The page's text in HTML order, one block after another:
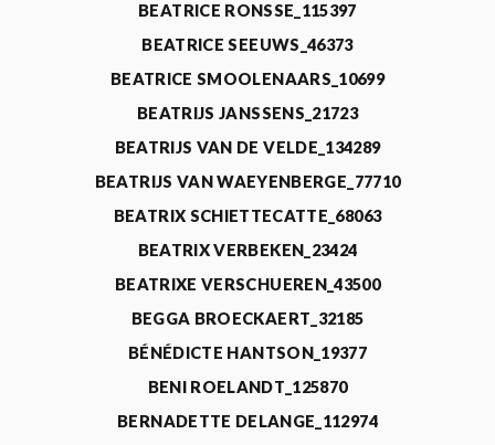
BEATRICE RONSSE_115397
BEATRICE SEEUWS_46373
BEATRICE SMOOLENAARS_10699
BEATRIJS JANSSENS_21723
BEATRIJS VAN DE VELDE_134289
BEATRIJS VAN WAEYENBERGE_77710
BEATRIX SCHIETTECATTE_68063
BEATRIX VERBEKEN_23424
BEATRIXE VERSCHUEREN_43500
BEGGA BROECKAERT_32185
BÉNÉDICTE HANTSON_19377
BENI ROELANDT_125870
BERNADETTE DELANGE_112974